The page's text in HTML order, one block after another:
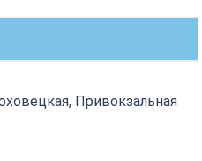
Привокзальная